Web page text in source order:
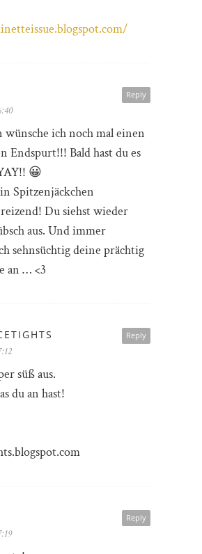
Reply
wünsche ich noch mal einen
Endspurt!!! Bald hast du es
😀
Spitzenjäckchen
Du siehst wieder
aus. Und immer
sehnsüchtig deine prächtig
an … <3
Reply
süß aus.
du an hast!
Reply